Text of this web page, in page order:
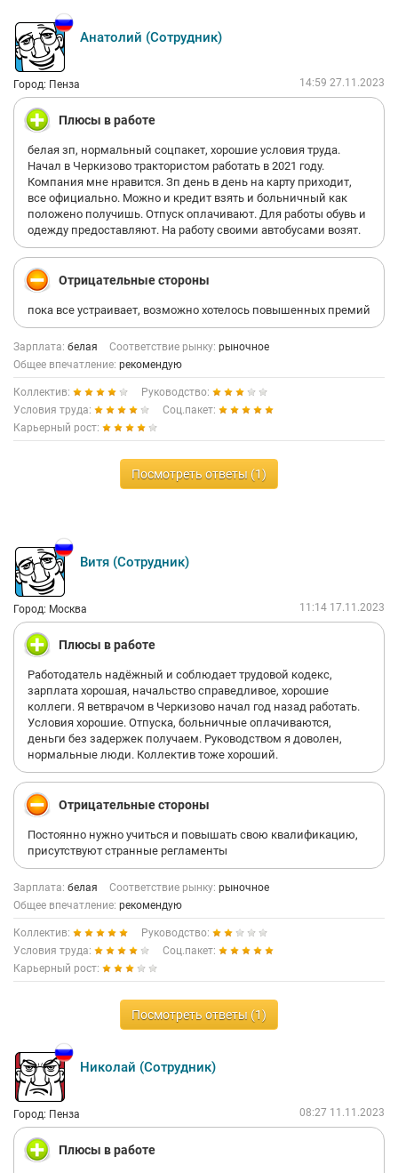
Анатолий (Сотрудник)
Город: Пенза 14:59 27.11.2023
Плюсы в работе
белая зп, нормальный соцпакет, хорошие условия труда.
Начал в Черкизово трактористом работать в 2021 году.
Компания мне нравится. Зп день в день на карту приходит,
все официально. Можно и кредит взять и больничный как
положено получишь. Отпуск оплачивают. Для работы обувь и
одежду предоставляют. На работу своими автобусами возят.
Отрицательные стороны
пока все устраивает, возможно хотелось повышенных премий
Зарплата: белая Соответствие рынку: рыночное
Общее впечатление: рекомендую
Коллектив:
Руководство:
Условия труда:
Соц.пакет:
Карьерный рост:
Посмотреть ответы (1)
Витя (Сотрудник)
Город: Москва 11:14 17.11.2023
Плюсы в работе
Работодатель надёжный и соблюдает трудовой кодекс,
зарплата хорошая, начальство справедливое, хорошие
коллеги. Я ветврачом в Черкизово начал год назад работать.
Условия хорошие. Отпуска, больничные оплачиваются,
деньги без задержек получаем. Руководством я доволен,
нормальные люди. Коллектив тоже хороший.
Отрицательные стороны
Постоянно нужно учиться и повышать свою квалификацию,
присутствуют странные регламенты
Зарплата: белая Соответствие рынку: рыночное
Общее впечатление: рекомендую
Коллектив:
Руководство:
Условия труда:
Соц.пакет:
Карьерный рост:
Посмотреть ответы (1)
Николай (Сотрудник)
Город: Пенза 08:27 11.11.2023
Плюсы в работе